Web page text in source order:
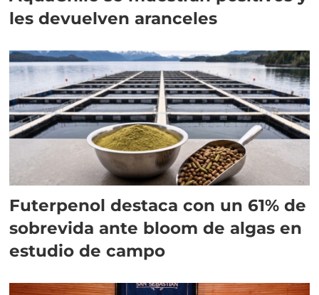
les devuelven aranceles
Futerpenol destaca con un 61% de
sobrevida ante bloom de algas en
estudio de campo